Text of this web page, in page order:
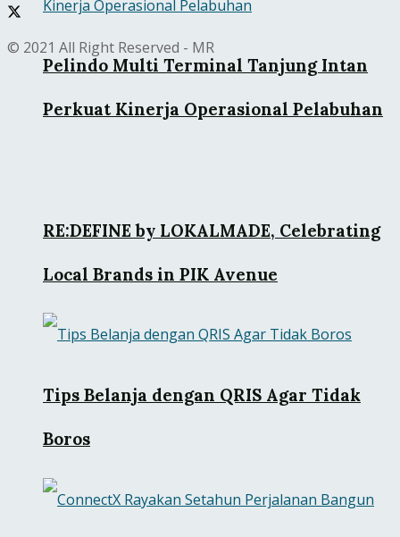
Pelindo Multi Terminal Tanjung Intan
Perkuat Kinerja Operasional Pelabuhan
RE:DEFINE by LOKALMADE, Celebrating
Local Brands in PIK Avenue
Tips Belanja dengan QRIS Agar Tidak
Boros
© 2021 All Right Reserved - MR